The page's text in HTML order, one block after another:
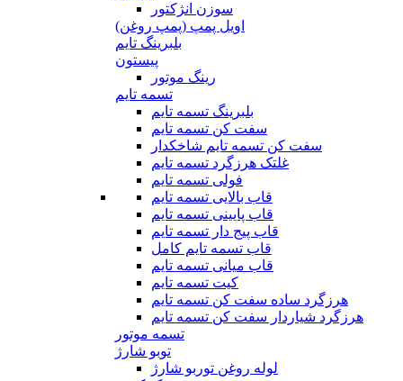
سوزن انژکتور
اویل پمپ (پمپ روغن)
بلبرینگ تایم
پیستون
رینگ موتور
تسمه تایم
بلبرینگ تسمه تایم
سفت کن تسمه تایم
سفت کن تسمه تایم شاخکدار
غلتک هرزگرد تسمه تایم
فولی تسمه تایم
قاب بالایی تسمه تایم
قاب پایینی تسمه تایم
قاب پیج دار تسمه تایم
قاب تسمه تایم کامل
قاب میانی تسمه تایم
کیت تسمه تایم
هرزگرد ساده سفت کن تسمه تایم
هرزگرد شیاردار سفت کن تسمه تایم
تسمه موتور
توبو شارژ
لوله روغن توربو شارژ